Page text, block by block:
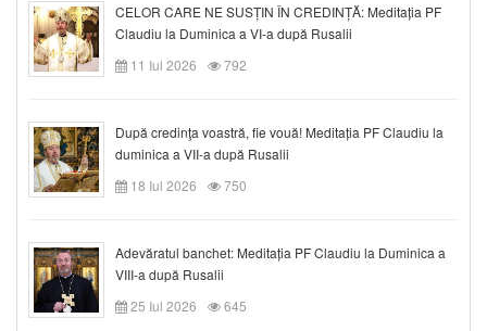
CELOR CARE NE SUSȚIN ÎN CREDINȚĂ: Meditația PF
Claudiu la Duminica a VI-a după Rusalii
11 Iul 2026
792
După credinţa voastră, fie vouă! Meditația PF Claudiu la
duminica a VII-a după Rusalii
18 Iul 2026
750
Adevăratul banchet: Meditația PF Claudiu la Duminica a
VIII-a după Rusalii
25 Iul 2026
645